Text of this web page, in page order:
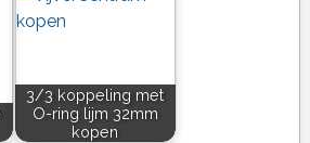
3/3 koppeling met
O-ring lijm 32mm
kopen